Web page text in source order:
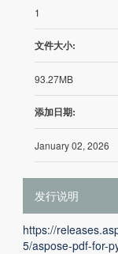
1
文件大小:
93.27MB
添加日期:
January 02, 2026
发行说明
https://
5/aspose-pdf-for-